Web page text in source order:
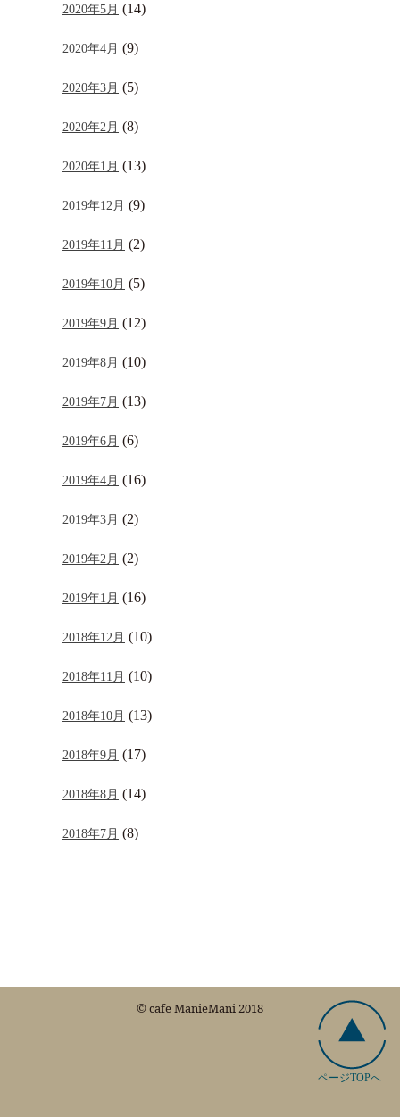
2020年5月 (14)
2020年4月 (9)
2020年3月 (5)
2020年2月 (8)
2020年1月 (13)
2019年12月 (9)
2019年11月 (2)
2019年10月 (5)
2019年9月 (12)
2019年8月 (10)
2019年7月 (13)
2019年6月 (6)
2019年4月 (16)
2019年3月 (2)
2019年2月 (2)
2019年1月 (16)
2018年12月 (10)
2018年11月 (10)
2018年10月 (13)
2018年9月 (17)
2018年8月 (14)
2018年7月 (8)
ページTOPへ
© cafe ManieMani 2018